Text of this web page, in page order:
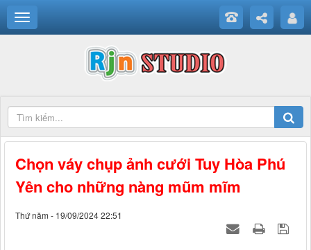
Chọn váy chụp ảnh cưới Tuy Hòa Phú
Yên cho những nàng mũm mĩm
Thứ năm - 19/09/2024 22:51